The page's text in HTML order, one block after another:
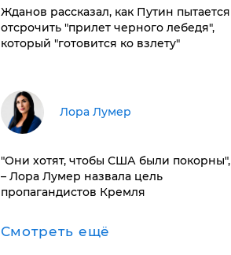
Жданов рассказал, как Путин пытается
отсрочить "прилет черного лебедя",
который "готовится ко взлету"
​Лора Лумер
"Они хотят, чтобы США были покорны",
– Лора Лумер назвала цель
пропагандистов Кремля
Смотреть ещё